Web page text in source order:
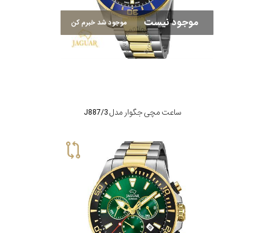
موجود نیست موجود شد خبرم کن
ساعت مچی جگوار مدل J887/3